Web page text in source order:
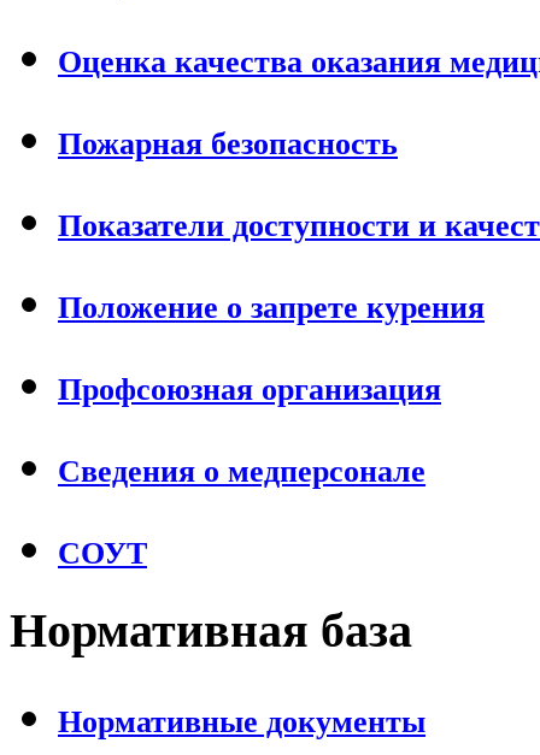
Оценка качества оказания
Пожарная безопасность
Показатели доступности и
Положение о запрете курения
Профсоюзная организация
Сведения о медперсонале
СОУТ
Нормативная база
Нормативные документы